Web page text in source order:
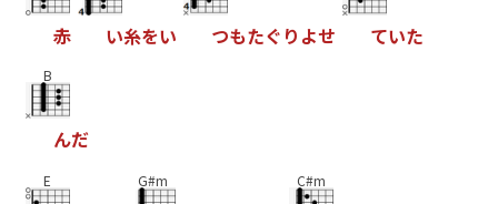
赤 い糸をい つもたぐ り よせ ていた
B
んだ
E G#m C#m